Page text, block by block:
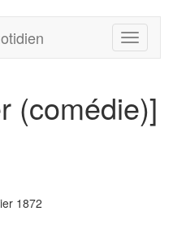
Toggle
(comédie)]
1872